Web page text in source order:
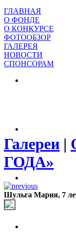
ГЛАВНАЯ
О ФОНДЕ
О КОНКУРСЕ
ФОТООБЗОР
ГАЛЕРЕЯ
НОВОСТИ
СПОНСОРАМ
Галереи |
ГОДА»
Шульга Мария, 7